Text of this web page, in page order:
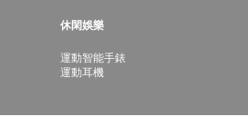
休閑娛樂
運動智能手錶
運動耳機